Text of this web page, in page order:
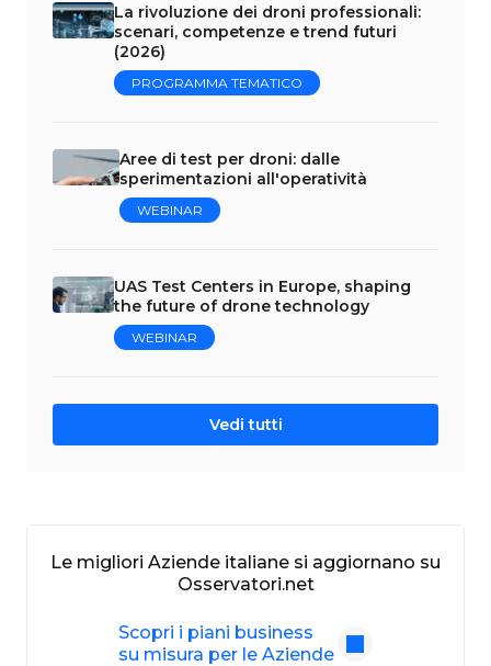
La rivoluzione dei droni professionali:
scenari, competenze e trend futuri
(2026)
PROGRAMMA TEMATICO
Aree di test per droni: dalle
sperimentazioni all'operatività
WEBINAR
UAS Test Centers in Europe, shaping
the future of drone technology
WEBINAR
Vedi tutti
Le migliori Aziende italiane si aggiornano su
Osservatori.net
Scopri i piani business
su misura per le Aziende